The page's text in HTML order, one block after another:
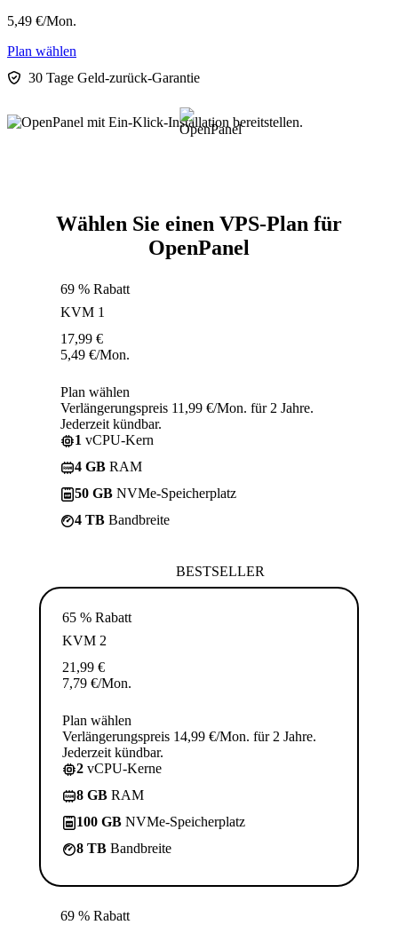
5,49 €/Mon.
Plan wählen
30 Tage Geld-zurück-Garantie
Wählen Sie einen VPS-Plan für
OpenPanel
69 % Rabatt
KVM 1
17,99 €
5,49 €/Mon.
Plan wählen
Verlängerungspreis 11,99 €/Mon. für 2 Jahre.
Jederzeit kündbar.
1 vCPU-Kern
4 GB RAM
50 GB NVMe-Speicherplatz
4 TB Bandbreite
BESTSELLER
65 % Rabatt
KVM 2
21,99 €
7,79 €/Mon.
Plan wählen
Verlängerungspreis 14,99 €/Mon. für 2 Jahre.
Jederzeit kündbar.
2 vCPU-Kerne
8 GB RAM
100 GB NVMe-Speicherplatz
8 TB Bandbreite
69 % Rabatt